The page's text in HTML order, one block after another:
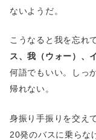
ないようだ。
こうなると我を忘れ
ス、我（ウォー）、
何語でもいい。しっ
帰れない。
身振り手振りを交え
20発のバスに乗らな